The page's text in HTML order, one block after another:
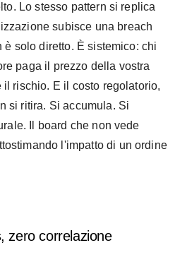
Lo stesso pattern si replica
subisce una breach
solo diretto. È sistemico: chi
paga il prezzo della vostra
rischio. E il costo regolatorio,
si ritira. Si accumula. Si
Il board che non vede
l'impatto di un ordine
zero correlazione